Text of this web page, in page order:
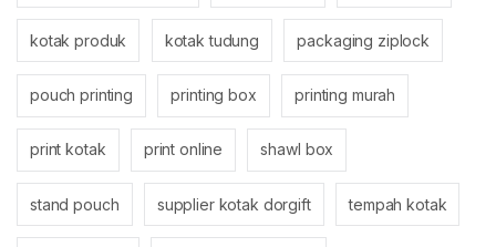
kotak produk kotak tudung packaging ziplock
pouch printing printing box printing murah
print kotak print online shawl box
stand pouch supplier kotak dorgift tempah kotak